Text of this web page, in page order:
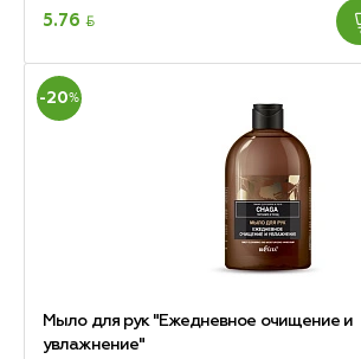
5.76 BYN
-20%
Мыло для рук "Ежедневное очищение и
увлажнение"